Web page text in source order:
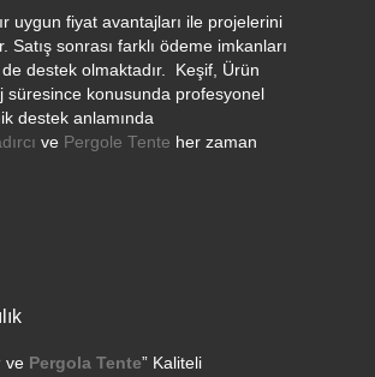
uygun fiyat avantajları ile projelerini
Satış sonrası farklı ödeme imkanları
de destek olmaktadır. Keşif, Ürün
süresince konusunda profesyonel
destek anlamında
ve Pergole Tente her zaman
ve Pergola Tente” Kaliteli